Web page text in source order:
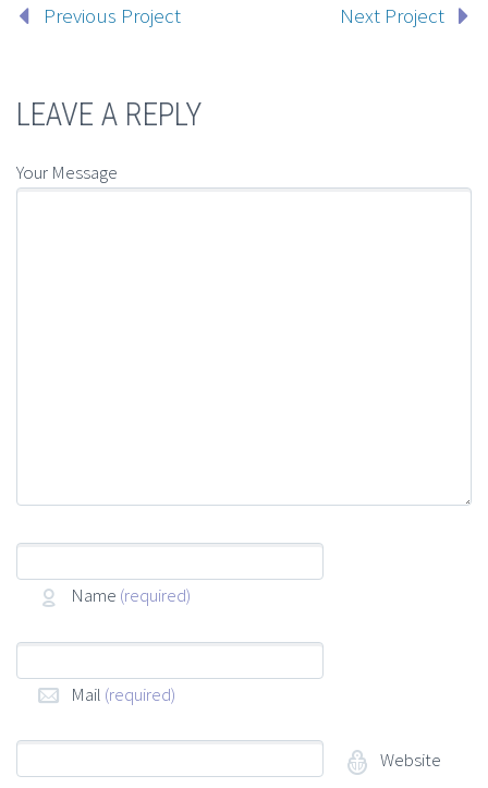
Previous Project Next Project
LEAVE A REPLY
Your Message
Name (required)
Mail (required)
Website